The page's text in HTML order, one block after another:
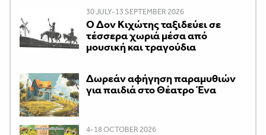
30 JULY-13 SEPTEMBER 2026
Ο Δον Κιχώτης ταξιδεύει σε
τέσσερα χωριά μέσα από
μουσική και τραγούδια
Δωρεάν αφήγηση παραμυθιών
για παιδιά στο Θέατρο Ένα
4-18 OCTOBER 2026